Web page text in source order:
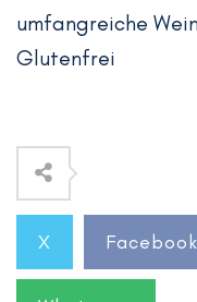
umfangreiche
Glutenfrei
X Facebook